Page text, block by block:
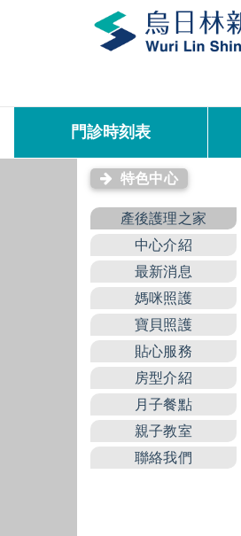
門診時刻表
特色中心
產後護理之家
中心介紹
最新消息
媽咪照護
寶貝照護
貼心服務
房型介紹
月子餐點
親子教室
聯絡我們